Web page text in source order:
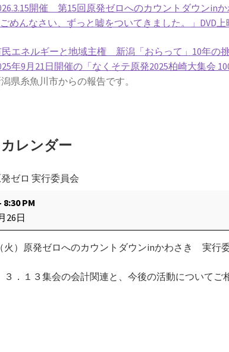
開催 第15回原発ゼロへのカウントダウンin
ごめんなさい、ずっと嘘をついてきました。」DVD
エネルギーと地域主権 新潟「おらって」10年の
年9月21日開催の「なくそテ原発2025柏崎大集会
川市からの報告です。
レンダー
ゼロ 実行委員会
8:30 PM
26日
火）原発ゼロへのカウントダウンinかわさき 実行委
３．１３集会の会計関連と、今後の活動についてご